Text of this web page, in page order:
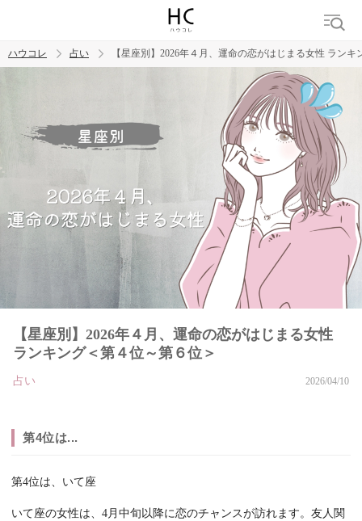
トレンド ワード
ハウコレ 占い 【星座別】2026年４月、運命の恋がはじまる女性 ラン
【星座別】2026年４月、運命の恋がはじまる女性
ランキング＜第４位～第６位＞
占い 2026/04/10
第4位は...
第4位は、いて座
いて座の女性は、4月中旬以降に恋のチャンスが訪れます。友人関